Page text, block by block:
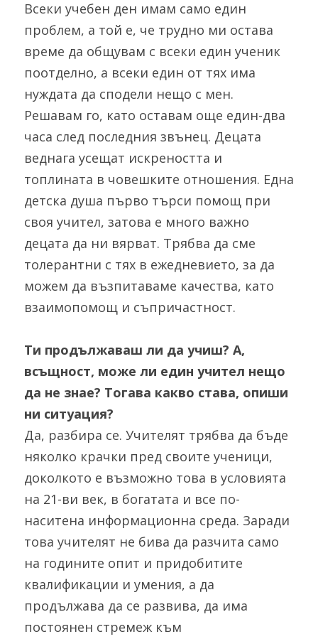
Всеки учебен ден имам само един
проблем, а той е, че трудно ми остава
време да общувам с всеки един ученик
поотделно, а всеки един от тях има
нуждата да сподели нещо с мен.
Решавам го, като оставам още един-два
часа след последния звънец. Децата
веднага усещат искреността и
топлината в човешките отношения. Една
детска душа първо търси помощ при
своя учител, затова е много важно
децата да ни вярват. Трябва да сме
толерантни с тях в ежедневието, за да
можем да възпитаваме качества, като
взаимопомощ и съпричастност.
Ти продължаваш ли да учиш? А,
всъщност, може ли един учител нещо
да не знае? Тогава какво става, опиши
ни ситуация?
Да, разбира се. Учителят трябва да бъде
няколко крачки пред своите ученици,
доколкото е възможно това в условията
на 21-ви век, в богатата и все по-
наситена информационна среда. Заради
това учителят не бива да разчита само
на годините опит и придобитите
квалификации и умения, а да
продължава да се развива, да има
постоянен стремеж към